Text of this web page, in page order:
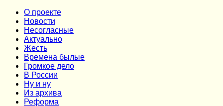
О проекте
Новости
Несогласные
Актуально
Жесть
Времена былые
Громкое дело
В России
Ну и ну
Из архива
Реформа